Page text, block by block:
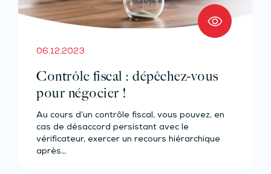
06.12.2023
Contrôle fiscal : dépêchez-vous
pour négocier !
Au cours d’un contrôle fiscal, vous pouvez, en
cas de désaccord persistant avec le
vérificateur, exercer un recours hiérarchique
après…